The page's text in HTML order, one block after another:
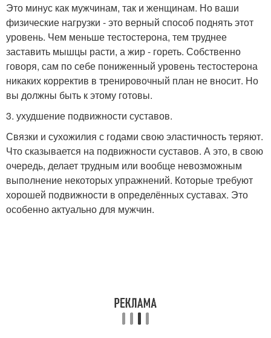
Это минус как мужчинам, так и женщинам. Но ваши
физические нагрузки - это верный способ поднять этот
уровень. Чем меньше тестостерона, тем труднее
заставить мышцы расти, а жир - гореть. Собственно
говоря, сам по себе пониженный уровень тестостерона
никаких корректив в тренировочный план не вносит. Но
вы должны быть к этому готовы.
3. ухудшение подвижности суставов.
Связки и сухожилия с годами свою эластичность теряют.
Что сказывается на подвижности суставов. А это, в свою
очередь, делает трудным или вообще невозможным
выполнение некоторых упражнений. Которые требуют
хорошей подвижности в определённых суставах. Это
особенно актуально для мужчин.